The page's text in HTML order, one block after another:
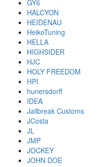
GY6
HALCYON
HEIDENAU
HeikoTuning
HELLA
HIGHSIDER
HJC
HOLY FREEDOM
HPI
hunersdorff
IDEA
Jailbreak Customs
JCosta
JL
JMP
JOCKEY
JOHN DOE